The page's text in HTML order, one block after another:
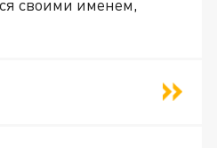
своими именем,